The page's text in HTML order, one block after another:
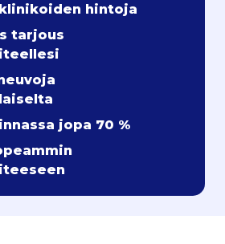
hintoja
tarjous
jopa 70 %